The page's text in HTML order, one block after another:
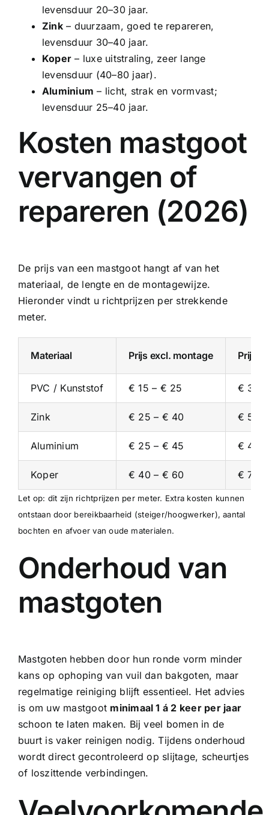
levensduur 20–30 jaar.
Zink– duurzaam, goed te repareren,
levensduur 30–40 jaar.
Koper – luxe uitstraling, zeer lange
levensduur (40–80 jaar).
Aluminium – licht, strak en vormvast;
levensduur 25–40 jaar.
Kosten mastgoot
vervangen of
repareren (2026)
De prijs van een mastgoot hangt af van het
materiaal, de lengte en de montagewijze.
Hieronder vindt u richtprijzen per strekkende
meter.
Materiaal Prijs excl. montage Prijs
PVC / Kunststof € 15 – € 25 € 30
Zink € 25 – € 40 € 50
Aluminium € 25 – € 45 € 45
Koper € 40 – € 60 € 70
Let op: dit zijn richtprijzen per meter. Extra kosten kunnen
ontstaan door bereikbaarheid (steiger/hoogwerker), aantal
bochten en afvoer van oude materialen.
Onderhoud van
mastgoten
Mastgoten hebben door hun ronde vorm minder
kans op ophoping van vuil dan bakgoten, maar
regelmatige reiniging blijft essentieel. Het advies
is om uw mastgoot minimaal 1 á 2 keer per jaar
schoon te laten maken. Bij veel bomen in de
buurt is vaker reinigen nodig. Tijdens onderhoud
wordt direct gecontroleerd op slijtage, scheurtjes
of loszittende verbindingen.